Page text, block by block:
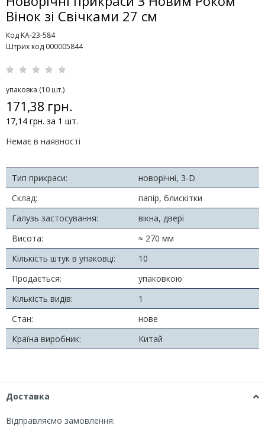
Вінок зі Свічками 27 см
Код KA-23-584
Штрих код 000005844
упаковка (10 шт.)
171,38 грн.
17,14 грн. за 1 шт.
Немає в наявності
Тип прикраси:
новорічні, 3-D
Склад:
папір, блискітки
Галузь застосування:
вікна, двері
Висота:
≈ 270 мм
Кількість штук в упаковці:
10
Продається:
упаковкою
Кількість видів:
1
Стан:
нове
Країна виробник:
Китай
Доставка
Відправляємо замовлення: